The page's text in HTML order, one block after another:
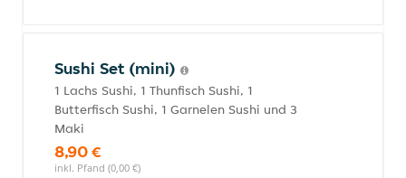
Sushi Set (mini)
1 Lachs Sushi, 1 Thunfisch Sushi, 1
Butterfisch Sushi, 1 Garnelen Sushi und 3
Maki
8,90 €
inkl. Pfand (0,00 €)